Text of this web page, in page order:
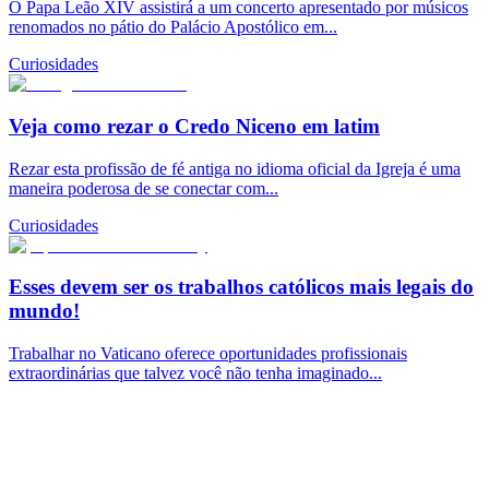
O Papa Leão XIV assistirá a um concerto apresentado por músicos
renomados no pátio do Palácio Apostólico em...
Curiosidades
Veja como rezar o Credo Niceno em latim
Rezar esta profissão de fé antiga no idioma oficial da Igreja é uma
maneira poderosa de se conectar com...
Curiosidades
Esses devem ser os trabalhos católicos mais legais do
mundo!
Trabalhar no Vaticano oferece oportunidades profissionais
extraordinárias que talvez você não tenha imaginado...